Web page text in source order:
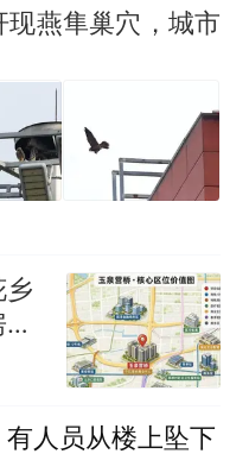
燕隼巢穴，城市
乡
人员从楼上坠下